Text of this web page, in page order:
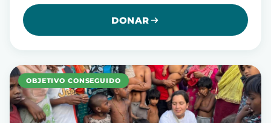
DONAR
OBJETIVO CONSEGUIDO